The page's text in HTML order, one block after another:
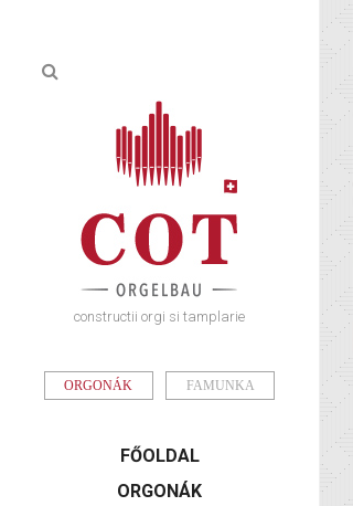
constructii orgi si tamplarie
ORGONÁK FAMUNKA
FŐOLDAL
ORGONÁK